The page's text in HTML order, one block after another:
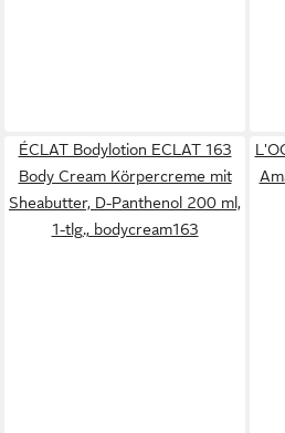
ÉCLAT Bodylotion ECLAT 163
Body Cream Körpercreme mit
Sheabutter, D-Panthenol 200 ml,
1-tlg., bodycream163